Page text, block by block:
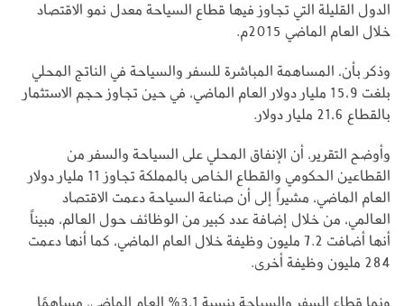
الدول القليلة التي تجاوز فيها قطاع السياحة معدل نمو الاقتصاد
خلال العام الماضي 2015م.
وذكر بأن، المساهمة المباشرة للسفر والسياحة في الناتج المحلي
بلغت 15،9 مليار دولار العام الماضي، في حين تجاوز حجم الاستثمار
بالقطاع 21،6 مليار دولار.
وأوضح التقرير، أن الإنفاق المحلي على السياحة والسفر من
القطاعين الحكومي والقطاع الخاص بالمملكة تجاوز 11 مليار دولار
العام الماضي، مشيراً إلى أن صناعة السياحة دعمت الاقتصاد
العالمي، من خلال إضافة عدد كبير من الوظائف حول العالم، مبيناً
أنها أضافت 7.2 مليون وظيفة خلال العام الماضي، كما أنها دعمت
284 مليون وظيفة أخرى.
ونما قطاع السفر والسياحة بنسبة 3.1% العام الماضي، مساهمًا